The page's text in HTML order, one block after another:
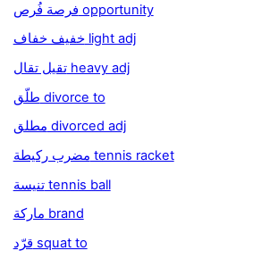
فرصة فُرص opportunity
خفيف خفاف light adj
تقيل تقال heavy adj
طلّق divorce to
مطلق divorced adj
مضرب ركيطة tennis racket
تنيسة tennis ball
ماركة brand
قرّد squat to